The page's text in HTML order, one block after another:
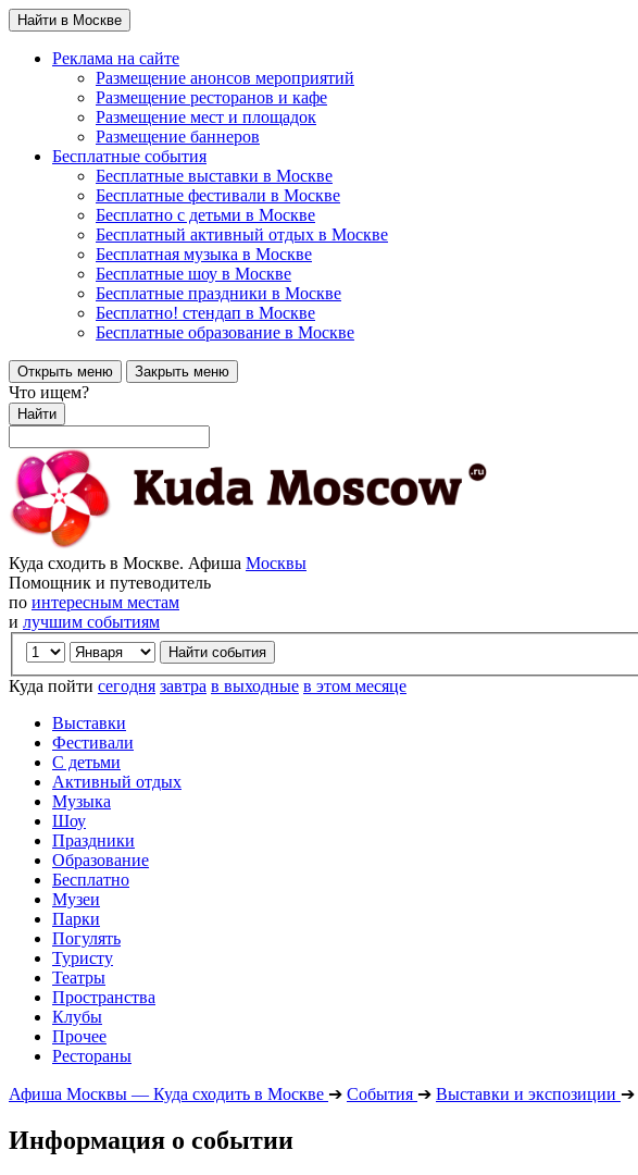
Найти в Москве
Реклама на сайте
Размещение анонсов мероприятий
Размещение ресторанов и кафе
Размещение мест и площадок
Размещение баннеров
Бесплатные события
Бесплатные выставки в Москве
Бесплатные фестивали в Москве
Бесплатно с детьми в Москве
Бесплатный активный отдых в Москве
Бесплатная музыка в Москве
Бесплатные шоу в Москве
Бесплатные праздники в Москве
Бесплатно! стендап в Москве
Бесплатные образование в Москве
Открыть меню Закрыть меню
Что ищем?
Найти
Куда сходить в Москве. Афиша Москвы
Помощник и путеводитель
по интересным местам
и лучшим событиям
Куда пойти сегодня завтра в выходные в этом месяце
Выставки
Фестивали
С детьми
Активный отдых
Музыка
Шоу
Праздники
Образование
Бесплатно
Музеи
Парки
Погулять
Туристу
Театры
Пространства
Клубы
Прочее
Рестораны
Афиша Москвы — Куда сходить в Москве ➔ События ➔ Выставки и экспозиции ➔
Информация о событии